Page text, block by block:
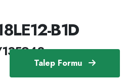
Talep Formu
B1D
135943